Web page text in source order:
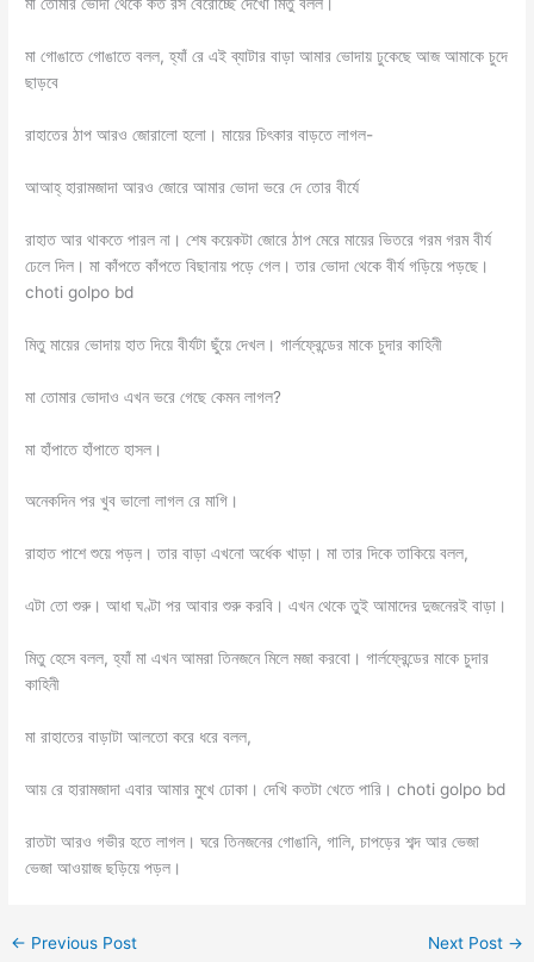
মা তোমার ভোদা থেকে কত রস বেরোচ্ছে দেখো মিতু বলল।
মা গোঙাতে গোঙাতে বলল, হ্যাঁ রে এই ব্যাটার বাড়া আমার ভোদায় ঢুকেছে আজ আমাকে চুদে
ছাড়বে
রাহাতের ঠাপ আরও জোরালো হলো। মায়ের চিৎকার বাড়তে লাগল-
আআহ্ হারামজাদা আরও জোরে আমার ভোদা ভরে দে তোর বীর্যে
রাহাত আর থাকতে পারল না। শেষ কয়েকটা জোরে ঠাপ মেরে মায়ের ভিতরে গরম গরম বীর্য
ঢেলে দিল। মা কাঁপতে কাঁপতে বিছানায় পড়ে গেল। তার ভোদা থেকে বীর্য গড়িয়ে পড়ছে।
choti golpo bd
মিতু মায়ের ভোদায় হাত দিয়ে বীর্যটা ছুঁয়ে দেখল। গার্লফ্রেন্ডের মাকে চুদার কাহিনী
মা তোমার ভোদাও এখন ভরে গেছে কেমন লাগল?
মা হাঁপাতে হাঁপাতে হাসল।
অনেকদিন পর খুব ভালো লাগল রে মাগি।
রাহাত পাশে শুয়ে পড়ল। তার বাড়া এখনো অর্ধেক খাড়া। মা তার দিকে তাকিয়ে বলল,
এটা তো শুরু। আধা ঘণ্টা পর আবার শুরু করবি। এখন থেকে তুই আমাদের দুজনেরই বাড়া।
মিতু হেসে বলল, হ্যাঁ মা এখন আমরা তিনজনে মিলে মজা করবো। গার্লফ্রেন্ডের মাকে চুদার
কাহিনী
মা রাহাতের বাড়াটা আলতো করে ধরে বলল,
আয় রে হারামজাদা এবার আমার মুখে ঢোকা। দেখি কতটা খেতে পারি। choti golpo bd
রাতটা আরও গভীর হতে লাগল। ঘরে তিনজনের গোঙানি, গালি, চাপড়ের শব্দ আর ভেজা
ভেজা আওয়াজ ছড়িয়ে পড়ল।
← Previous Post Next Post →